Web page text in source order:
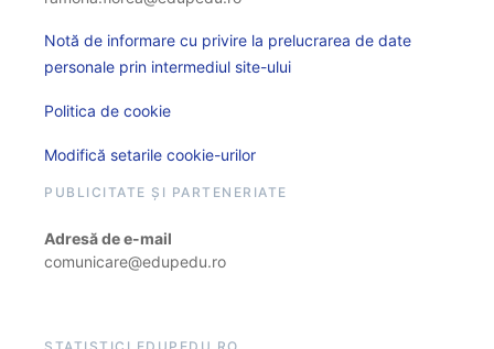
Notă de informare cu privire la prelucrarea de date
personale prin intermediul site-ului
Politica de cookie
Modifică setarile cookie-urilor
PUBLICITATE ȘI PARTENERIATE
Adresă de e-mail
comunicare@edupedu.ro